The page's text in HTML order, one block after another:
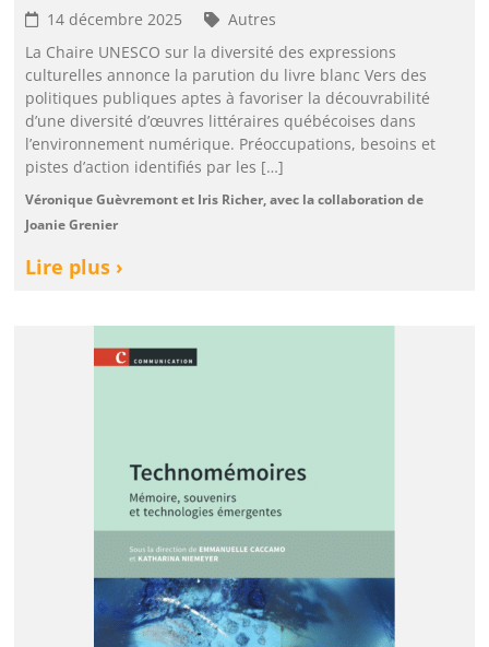
14 décembre 2025
Autres
La Chaire UNESCO sur la diversité des expressions
culturelles annonce la parution du livre blanc Vers des
politiques publiques aptes à favoriser la découvrabilité
d’une diversité d’œuvres littéraires québécoises dans
l’environnement numérique. Préoccupations, besoins et
pistes d’action identifiés par les […]
Véronique Guèvremont et Iris Richer, avec la collaboration de
Joanie Grenier
Lire plus ›